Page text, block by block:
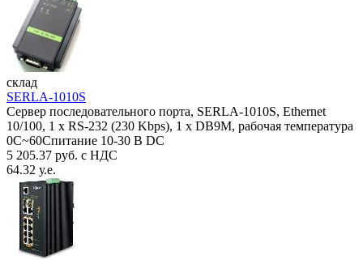
склад
SERLA-1010S
Сервер последовательного порта, SERLA-1010S, Ethernet
10/100, 1 x RS-232 (230 Kbps), 1 x DB9M, рабочая температура
0C~60Спитание 10-30 В DC
5 205.37 руб. с НДС
64.32 у.е.